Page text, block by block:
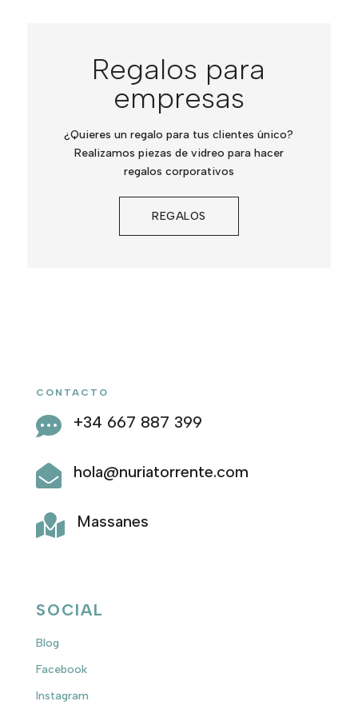
Regalos para
empresas
¿Quieres un regalo para tus clientes único?
Realizamos piezas de vidreo para hacer
regalos corporativos
REGALOS
CONTACTO
 +34 667 887 399
 hola@nuriatorrente.com
 Massanes
SOCIAL
Blog
Facebook
Instagram